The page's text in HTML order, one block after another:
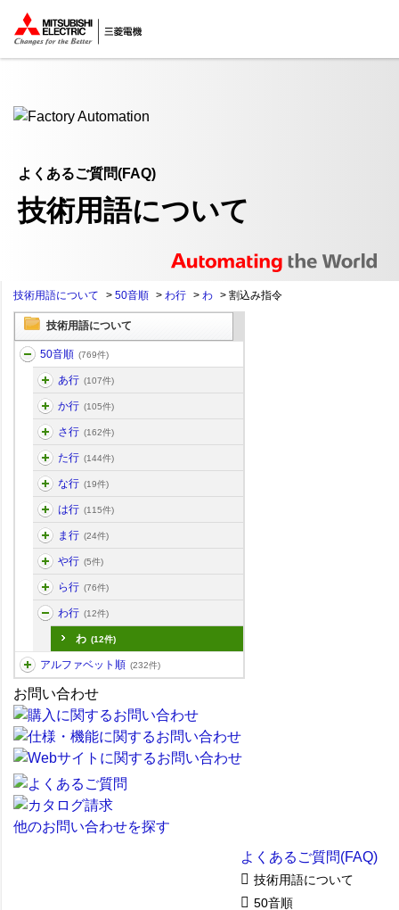
ここから本文
よくあるご質問(FAQ)
技術用語について
技術用語について > 50音順 > わ行 > わ > 割込み指令
技術用語について
50音順 (769件)
あ行 (107件)
か行 (105件)
さ行 (162件)
た行 (144件)
な行 (19件)
は行 (115件)
ま行 (24件)
や行 (5件)
ら行 (76件)
わ行 (12件)
わ (12件)
アルファベット順 (232件)
お問い合わせ
他のお問い合わせを探す
よくあるご質問(FAQ)
技術用語について
50音順